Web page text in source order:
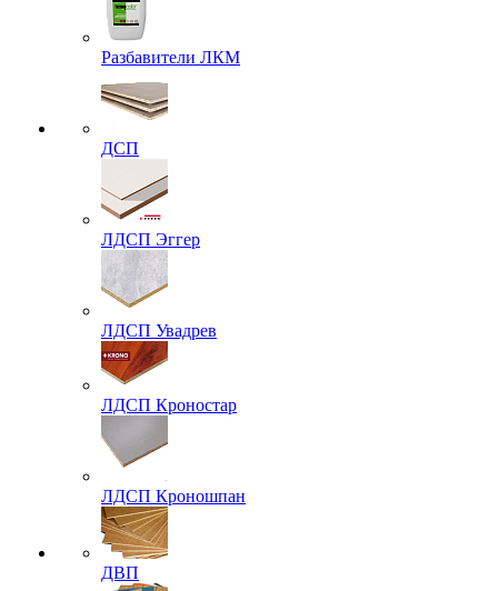
Разбавители ЛКМ
ДСП
ЛДСП Эггер
ЛДСП Увадрев
ЛДСП Кроностар
ЛДСП Кроношпан
ДВП